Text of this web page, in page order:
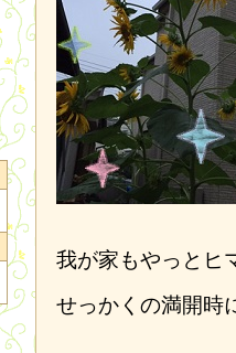
我が家もやっとヒ
せっかくの満開時